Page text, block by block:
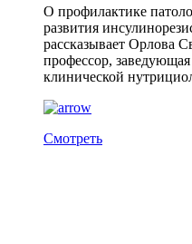
О профилактике
развития
рассказывает Орлова
профессор,
клинической
Смотреть